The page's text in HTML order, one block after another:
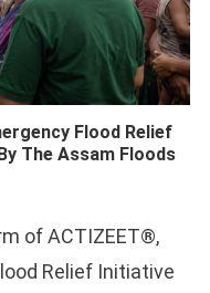
Flood Relief
The Assam Floods
of ACTIZEET®,
Relief Initiative